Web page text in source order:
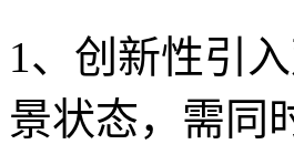
1、创新性引
景状态，需同